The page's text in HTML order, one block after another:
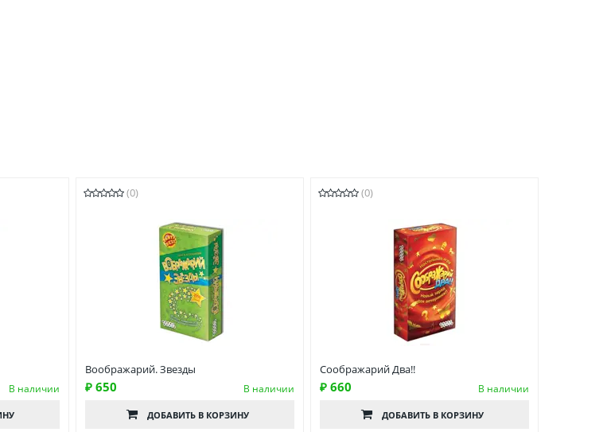
В наличии
(0)
Воображарий. Звезды
₽ 650 В наличии
ДОБАВИТЬ В КОРЗИНУ
(0)
Соображарий Два!!
₽ 660 В наличии
ДОБАВИТЬ В КОРЗИНУ